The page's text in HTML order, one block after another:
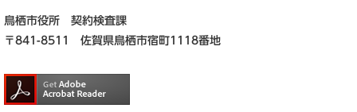
鳥栖市役所 契約検査課
〒841-8511 佐賀県鳥栖市宿町1118番地